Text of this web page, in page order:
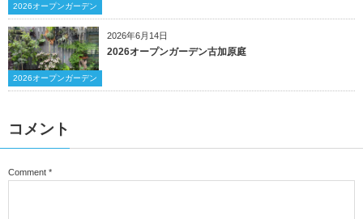
2026オープンガーデン
2026年6月14日
2026オープンガーデン
2026オープンガーデン古加原庭
コメント
Comment *